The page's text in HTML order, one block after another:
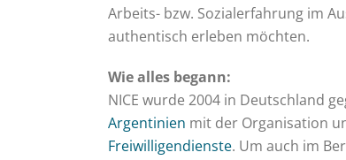
Arbeits- bzw. Sozialerfahrung im
authentisch erleben möchten.
Wie alles begann:
NICE wurde 2004 in Deutschland
Argentinien mit der Organisation
Freiwilligendienste. Um auch im